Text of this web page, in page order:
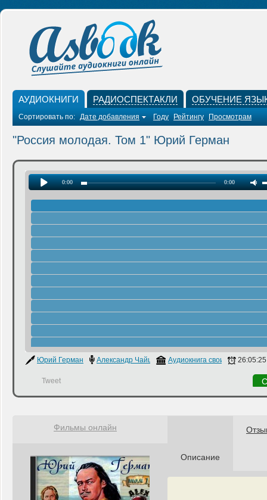
АУДИОКНИГИ РАДИОСПЕКТАКЛИ ОБУЧЕНИЕ
Сортировать по: Дате добавления Году Рейтингу Просмотрам
"Россия молодая. Том 1" Юрий Герман
0:00 0:00
Юрий Герман Александр Чайцын Аудиокнига своими руками
26:05:25
Tweet
Описание
Фильмы онлайн